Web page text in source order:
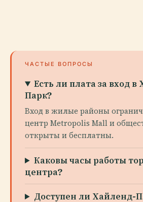
ЧАСТЫЕ ВОПРОСЫ
Есть ли плата за вход в
Парк?
Вход в жилые районы
центр Metropolis Mall и
открыты и бесплатны.
Каковы часы работы
центра?
Доступен ли Хайленд-